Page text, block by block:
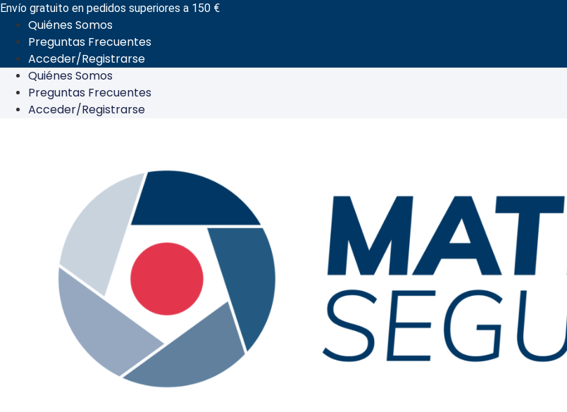
Ir
contenido
Envío gratuito en pedidos superiores a 150 €
Quiénes Somos
Preguntas Frecuentes
Acceder/Registrarse
Quiénes Somos
Preguntas Frecuentes
Acceder/Registrarse